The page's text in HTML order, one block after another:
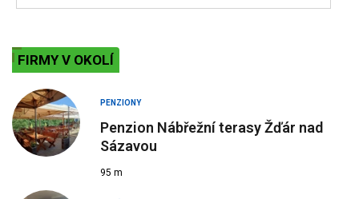
FIRMY V OKOLÍ
PENZIONY
Penzion Nábřežní terasy Žďár nad
Sázavou
95 m